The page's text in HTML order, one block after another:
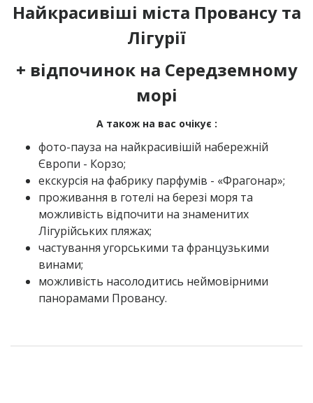
Найкрасивіші міста Провансу та
Лігурії
+ відпочинок на Середземному
морі
А також на вас очікує :
фото-пауза на найкрасивішій набережній
Європи - Корзо;
екскурсія на фабрику парфумів - «Фрагонар»;
проживання в готелі на березі моря та
можливість відпочити на знаменитих
Лігурійських пляжах;
частування угорськими та французькими
винами;
можливість насолодитись неймовірними
панорамами Провансу.